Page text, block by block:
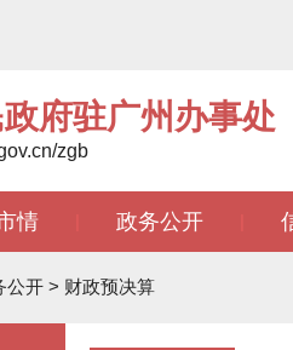
府驻广州办事处
zgb
情 政务公开
公开 > 财政预决算